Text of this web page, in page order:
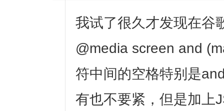
我试了很久才发现在谷
@media screen and
符中间的空格特别是
有也不要紧，但是加上